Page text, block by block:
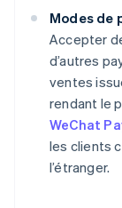
Modes de
Accepter
d’autres
ventes
rendant le
WeChat
les clients
l’étranger.